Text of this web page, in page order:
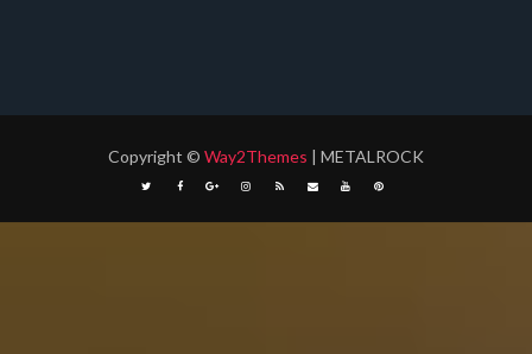
Copyright © Way2Themes | METALROCK